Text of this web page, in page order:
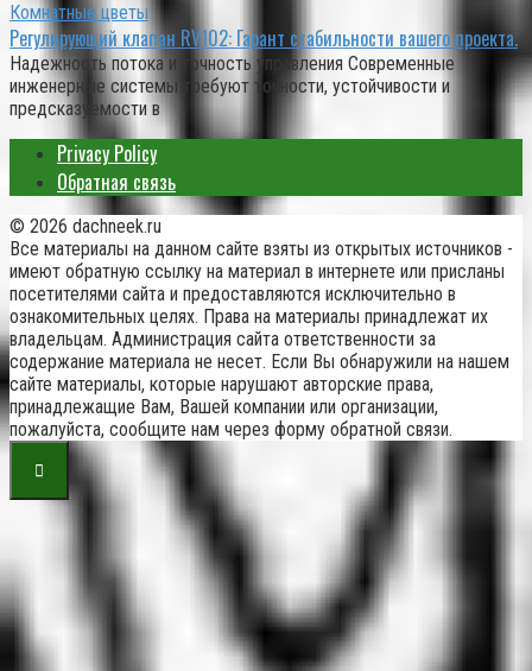
Комнатные цветы
Регулирующий клапан RV102: Гарант стабильности вашего проекта.
Надежность потока и точность управления Современные
инженерные системы требуют точности, устойчивости и
предсказуемости в
Privacy Policy
Обратная связь
© 2026 dachneek.ru
Все материалы на данном сайте взяты из открытых источников -
имеют обратную ссылку на материал в интернете или присланы
посетителями сайта и предоставляются исключительно в
ознакомительных целях. Права на материалы принадлежат их
владельцам. Администрация сайта ответственности за
содержание материала не несет. Если Вы обнаружили на нашем
сайте материалы, которые нарушают авторские права,
принадлежащие Вам, Вашей компании или организации,
пожалуйста, сообщите нам через форму обратной связи.